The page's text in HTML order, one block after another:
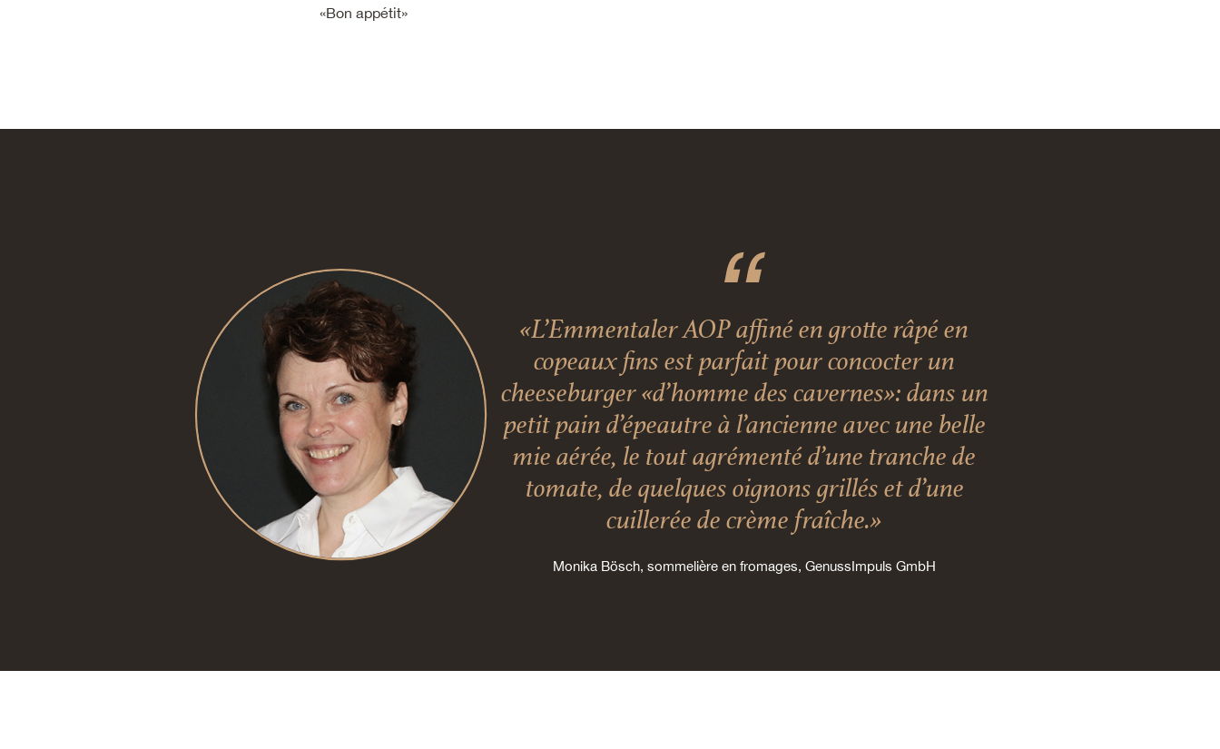
«Bon appétit»
«L’Emmentaler AOP affiné en grotte râpé en
copeaux fins est parfait pour concocter un
cheeseburger «d’homme des cavernes»: dans un
petit pain d’épeautre à l’ancienne avec une belle
mie aérée, le tout agrémenté d’une tranche de
tomate, de quelques oignons grillés et d’une
cuillerée de crème fraîche.»
Monika Bösch, sommelière en fromages, GenussImpuls GmbH